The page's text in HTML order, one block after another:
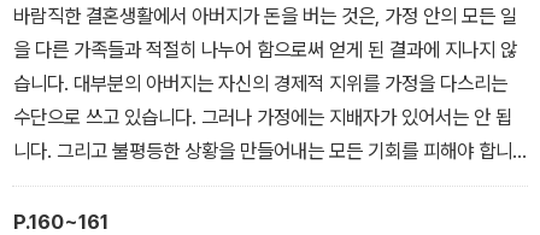
바람직한 결혼생활에서 아버지가 돈을 버는 것은, 가정 안의 모든 일
을 다른 가족들과 적절히 나누어 함으로써 얻게 된 결과에 지나지 않
습니다. 대부분의 아버지는 자신의 경제적 지위를 가정을 다스리는
수단으로 쓰고 있습니다. 그러나 가정에는 지배자가 있어서는 안 됩
니다. 그리고 불평등한 상황을 만들어내는 모든 기회를 피해야 합니
다.
P.160~161